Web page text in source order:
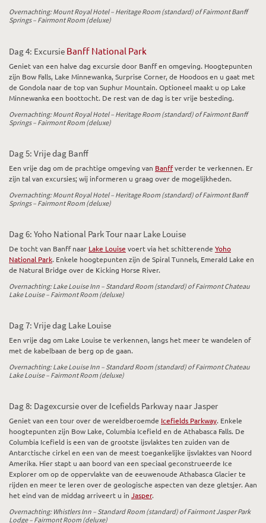
Overnachting: Mount Royal Hotel – Heritage Room (standard) of Fairmont Banff
Springs – Fairmont Room (deluxe)
Dag 4: Excursie Banff National Park
Geniet van een halve dag excursie door Banff en omgeving. Hoogtepunten
zijn Bow Falls, Lake Minnewanka, Surprise Corner, de Hoodoos en u gaat met
de Gondola naar de top van Suphur Mountain. Optioneel maakt u op Lake
Minnewanka een boottocht. De rest van de dag is ter vrije besteding.
Overnachting: Mount Royal Hotel – Heritage Room (standard) of Fairmont Banff
Springs – Fairmont Room (deluxe)
Dag 5: Vrije dag Banff
Een vrije dag om de prachtige omgeving van Banffverder te verkennen. Er
zijn tal van excursies; wij informeren u graag over de mogelijkheden.
Overnachting: Mount Royal Hotel – Heritage Room (standard) of Fairmont Banff
Springs – Fairmont Room (deluxe)
Dag 6: Yoho National Park Tour naar Lake Louise
De tocht van Banff naar Lake Louise voert via het schitterende Yoho
National Park. Enkele hoogtepunten zijn de Spiral Tunnels, Emerald Lake en
de Natural Bridge over de Kicking Horse River.
Overnachting: Lake Louise Inn – Standard Room (standard) of Fairmont Chateau
Lake Louise – Fairmont Room (deluxe)
Dag 7: Vrije dag Lake Louise
Een vrije dag om Lake Louise te verkennen, langs het meer te wandelen of
met de kabelbaan de berg op de gaan.
Overnachting: Lake Louise Inn – Standard Room (standard) of Fairmont Chateau
Lake Louise – Fairmont Room (deluxe)
Dag 8: Dagexcursie over de Icefields Parkway naar Jasper
Geniet van een tour over de wereldberoemde Icefields Parkway. Enkele
hoogtepunten zijn Bow Lake, Columbia Icefield en de Athabasca Falls. De
Columbia Icefield is een van de grootste ijsvlaktes ten zuiden van de
Antarctische cirkel en een van de meest toegankelijke ijsvlaktes van Noord
Amerika. Hier stapt u aan boord van een speciaal geconstrueerde Ice
Explorer om op de oppervlakte van de eeuwenoude Athabasca Glacier te
rijden en meer te leren over de geologische aspecten van deze gletsjer. Aan
het eind van de middag arriveert u in Jasper.
Overnachting: Whistlers Inn – Standard Room (standard) of Fairmont Jasper Park
Lodge – Fairmont Room (deluxe)